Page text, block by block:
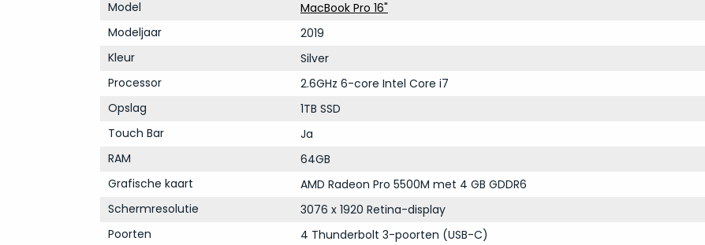
Model
MacBook Pro 16"
Modeljaar
2019
Kleur
Silver
Processor
2.6GHz 6-core Intel Core i7
Opslag
1TB SSD
Touch Bar
Ja
RAM
64GB
Grafische kaart
AMD Radeon Pro 5500M met 4 GB GDDR6
Schermresolutie
3076 x 1920 Retina-display
Poorten
4 Thunderbolt 3-poorten (USB-C)